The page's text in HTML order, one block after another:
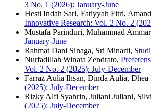
3 No. 1 (2026): January-June
Hesti Indah Sari, Fatiyyah Fitri,
Innovative Research: Vol. 2 No. 2
Mustafa Parinduri, Muhammad
January-June
Rahmat Dani Sinaga, Sri Minarti,
Nurfadillah Winata Zendrato,
Vol. 2 No. 2 (2025): July-December
Farraz Aulia Ihsan, Dinda Aulia,
(2025): July-December
Rizky Alfi Syahrin, Juliani Juliani,
(2025): July-December